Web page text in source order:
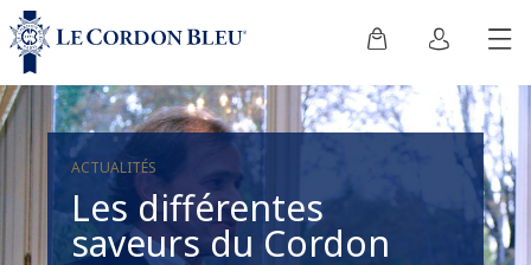
ACTUALITÉS
Les différentes
saveurs du Cordon